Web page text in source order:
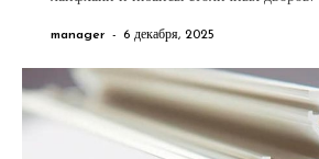
manager - 6 декабря, 2025